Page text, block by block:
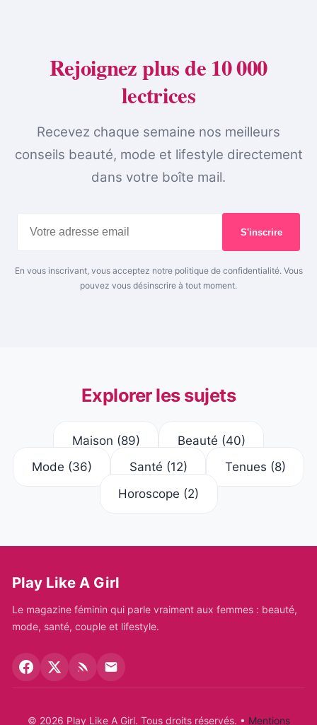
Rejoignez plus de 10 000
lectrices
Recevez chaque semaine nos meilleurs
conseils beauté, mode et lifestyle directement
dans votre boîte mail.
S'inscrire
En vous inscrivant, vous acceptez notre politique de confidentialité. Vous
pouvez vous désinscrire à tout moment.
Explorer les sujets
Maison (89) Beauté (40)
Mode (36) Santé (12) Tenues (8)
Horoscope (2)
Play Like A Girl
Le magazine féminin qui parle vraiment aux femmes : beauté,
mode, santé, couple et lifestyle.
© 2026 Play Like A Girl. Tous droits réservés. • Mentions